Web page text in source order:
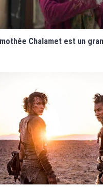
Chalamet est un